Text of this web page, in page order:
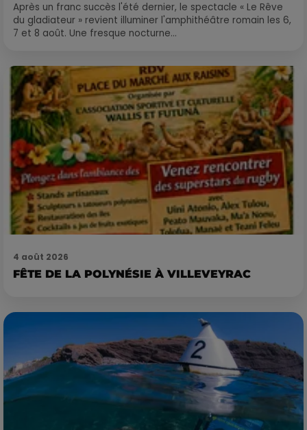
Après un franc succès l'été dernier, le spectacle « Le Rêve
du gladiateur » revient illuminer l'amphithéâtre romain les 6,
7 et 8 août. Une fresque nocturne...
4 août 2026
FÊTE DE LA POLYNÉSIE À VILLEVEYRAC